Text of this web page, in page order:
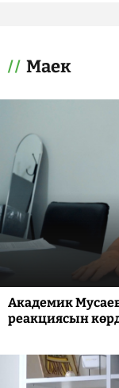
Маек
Академик
реакциясын